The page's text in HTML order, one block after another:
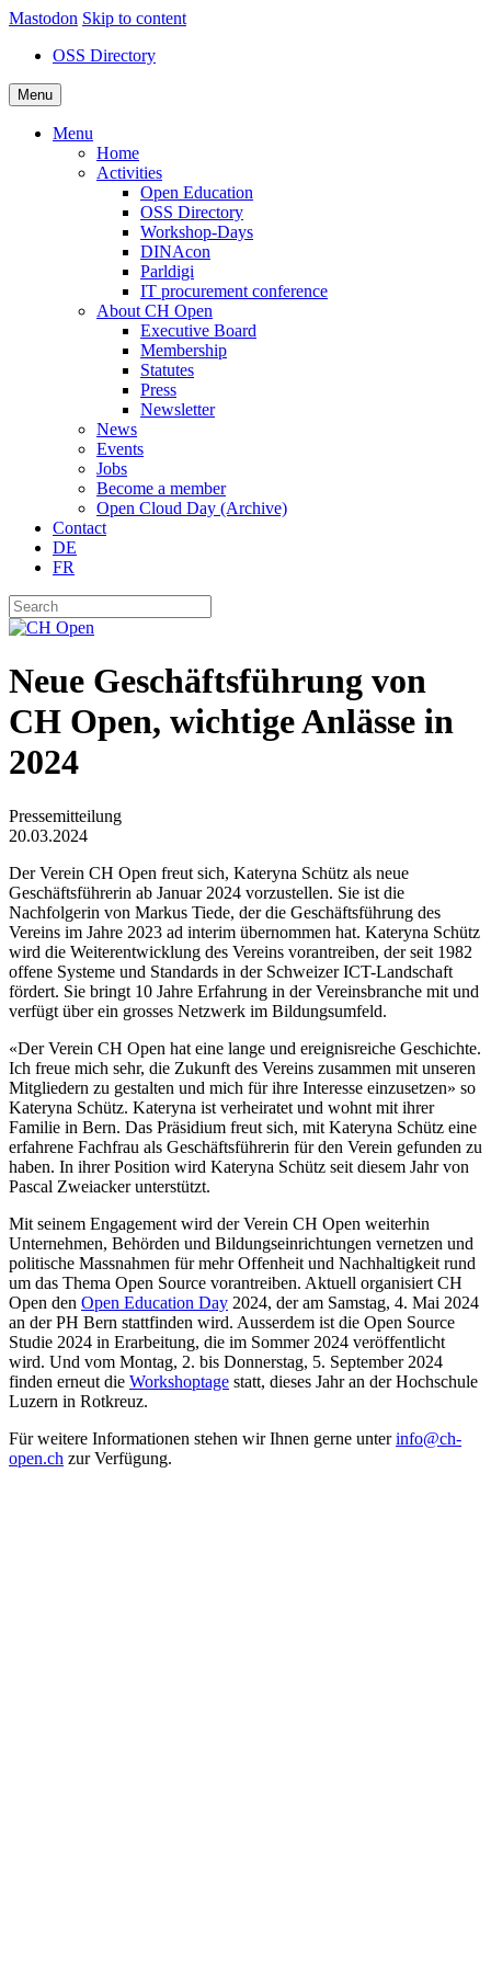
Mastodon Skip to content
OSS Directory
Menu
Menu
Home
Activities
Open Education
OSS Directory
Workshop-Days
DINAcon
Parldigi
IT procurement conference
About CH Open
Executive Board
Membership
Statutes
Press
Newsletter
News
Events
Jobs
Become a member
Open Cloud Day (Archive)
Contact
DE
FR
Neue Geschäftsführung von
CH Open, wichtige Anlässe in
2024
Pressemitteilung
20.03.2024
Der Verein CH Open freut sich, Kateryna Schütz als neue
Geschäftsführerin ab Januar 2024 vorzustellen. Sie ist die
Nachfolgerin von Markus Tiede, der die Geschäftsführung des
Vereins im Jahre 2023 ad interim übernommen hat. Kateryna Schütz
wird die Weiterentwicklung des Vereins vorantreiben, der seit 1982
offene Systeme und Standards in der Schweizer ICT-Landschaft
fördert. Sie bringt 10 Jahre Erfahrung in der Vereinsbranche mit und
verfügt über ein grosses Netzwerk im Bildungsumfeld.
«Der Verein CH Open hat eine lange und ereignisreiche Geschichte.
Ich freue mich sehr, die Zukunft des Vereins zusammen mit unseren
Mitgliedern zu gestalten und mich für ihre Interesse einzusetzen» so
Kateryna Schütz. Kateryna ist verheiratet und wohnt mit ihrer
Familie in Bern. Das Präsidium freut sich, mit Kateryna Schütz eine
erfahrene Fachfrau als Geschäftsführerin für den Verein gefunden zu
haben. In ihrer Position wird Kateryna Schütz seit diesem Jahr von
Pascal Zweiacker unterstützt.
Mit seinem Engagement wird der Verein CH Open weiterhin
Unternehmen, Behörden und Bildungseinrichtungen vernetzen und
politische Massnahmen für mehr Offenheit und Nachhaltigkeit rund
um das Thema Open Source vorantreiben. Aktuell organisiert CH
Open den Open Education Day 2024, der am Samstag, 4. Mai 2024
an der PH Bern stattfinden wird. Ausserdem ist die Open Source
Studie 2024 in Erarbeitung, die im Sommer 2024 veröffentlicht
wird. Und vom Montag, 2. bis Donnerstag, 5. September 2024
finden erneut die Workshoptage statt, dieses Jahr an der Hochschule
Luzern in Rotkreuz.
Für weitere Informationen stehen wir Ihnen gerne unterinfo@ch-
open.ch zur Verfügung.